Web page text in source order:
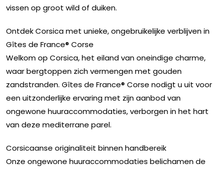
vissen op groot wild of duiken.
Ontdek Corsica met unieke, ongebruikelijke verblijven in
Gîtes de France® Corse
Welkom op Corsica, het eiland van oneindige charme,
waar bergtoppen zich vermengen met gouden
zandstranden. Gîtes de France® Corse nodigt u uit voor
een uitzonderlijke ervaring met zijn aanbod van
ongewone huuraccommodaties, verborgen in het hart
van deze mediterrane parel.
Corsicaanse originaliteit binnen handbereik
Onze ongewone huuraccommodaties belichamen de